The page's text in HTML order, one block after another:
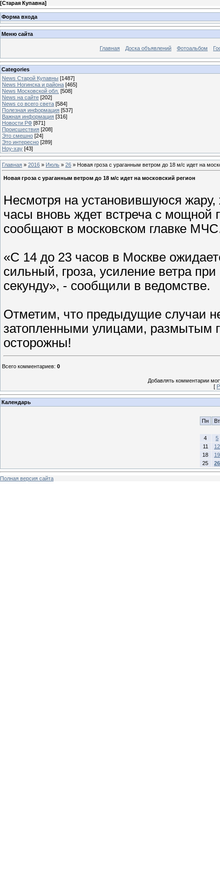
[Старая Купавна]
Форма входа
Меню сайта
Главная Доска объявлений Фотоальбом
Categories
News Старой Купавны [1487]
News Ногинска и района [465]
News Московской обл. [508]
News на сайте [202]
News со всего света [584]
Полезная информация [537]
Важная информация [316]
Новости РФ [871]
Происшествия [208]
Это смешно [24]
Это интересно [289]
Ноу-хау [43]
Главная » 2016 » Июль » 26 » Новая гроза с ураганным ветром до 18 м/с идет на
Новая гроза с ураганным ветром до 18 м/с идет на московский регион
Несмотря на установившуюся
часы вновь ждет встреча с
сообщают в московском главке
«С 14 до 23 часов в Москве
сильный, гроза, усиление ветра
секунду», - сообщили в ведомстве.
Отметим, что предыдущие случаи
затопленными улицами, размытым
осторожны!
Всего комментариев: 0
Добавлять комментарии
[
Календарь
Пн Вт
4
5
11
12
18
19
25
26
Полная версия сайта